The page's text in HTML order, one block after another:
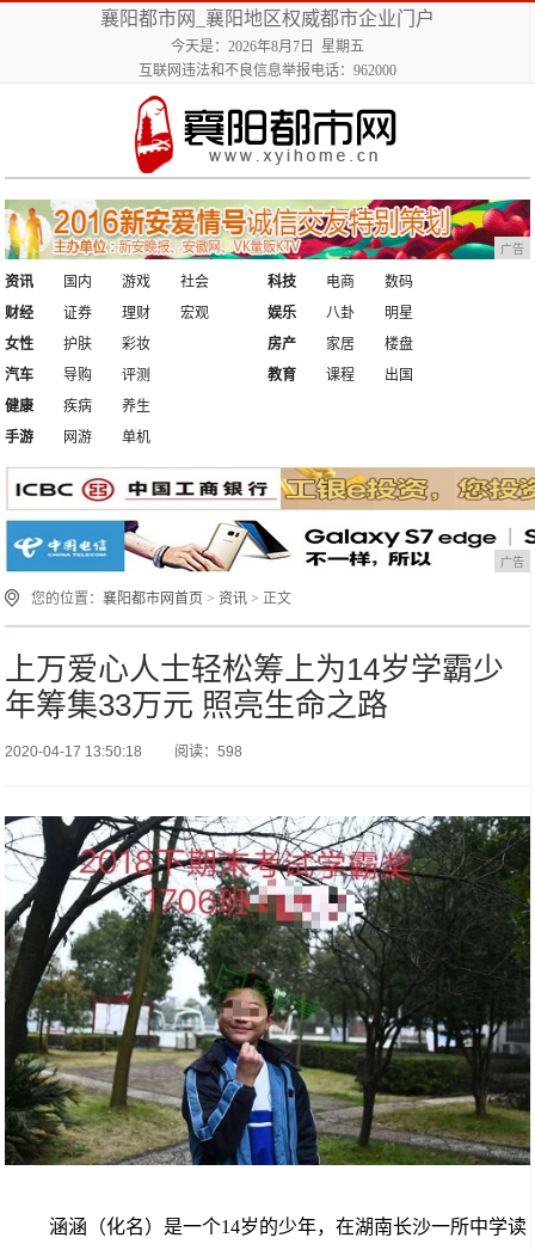
襄阳都市网_襄阳地区权威都市企业门户
今天是：2026年8月7日 星期五
互联网违法和不良信息举报电话：962000
广告
资讯 国内 游戏
社会
财经
证券 理财 宏观
科技 电商
数码
娱乐
八卦
明星
女性
护肤
彩妆
汽车
导购 评测
房产 家居
楼盘
教育
课程
出国
健康
疾病
养生
手游
网游 单机
广告
您的位置：襄阳都市网首页 >资讯 > 正文
上万爱心人士轻松筹上为14岁学霸少
年筹集33万元 照亮生命之路
2020-04-17 13:50:18 阅读：598
涵涵（化名）是一个14岁的少年，在湖南长沙一所中学读